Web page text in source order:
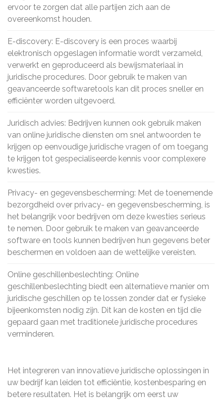
ervoor te zorgen dat alle partijen zich aan de
overeenkomst houden.
E-discovery: E-discovery is een proces waarbij
elektronisch opgeslagen informatie wordt verzameld,
verwerkt en geproduceerd als bewijsmateriaal in
juridische procedures. Door gebruik te maken van
geavanceerde softwaretools kan dit proces sneller en
efficiënter worden uitgevoerd.
Juridisch advies: Bedrijven kunnen ook gebruik maken
van online juridische diensten om snel antwoorden te
krijgen op eenvoudige juridische vragen of om toegang
te krijgen tot gespecialiseerde kennis voor complexere
kwesties.
Privacy- en gegevensbescherming: Met de toenemende
bezorgdheid over privacy- en gegevensbescherming, is
het belangrijk voor bedrijven om deze kwesties serieus
te nemen. Door gebruik te maken van geavanceerde
software en tools kunnen bedrijven hun gegevens beter
beschermen en voldoen aan de wettelijke vereisten.
Online geschillenbeslechting: Online
geschillenbeslechting biedt een alternatieve manier om
juridische geschillen op te lossen zonder dat er fysieke
bijeenkomsten nodig zijn. Dit kan de kosten en tijd die
gepaard gaan met traditionele juridische procedures
verminderen.
Het integreren van innovatieve juridische oplossingen in
uw bedrijf kan leiden tot efficiëntie, kostenbesparing en
betere resultaten. Het is belangrijk om eerst uw